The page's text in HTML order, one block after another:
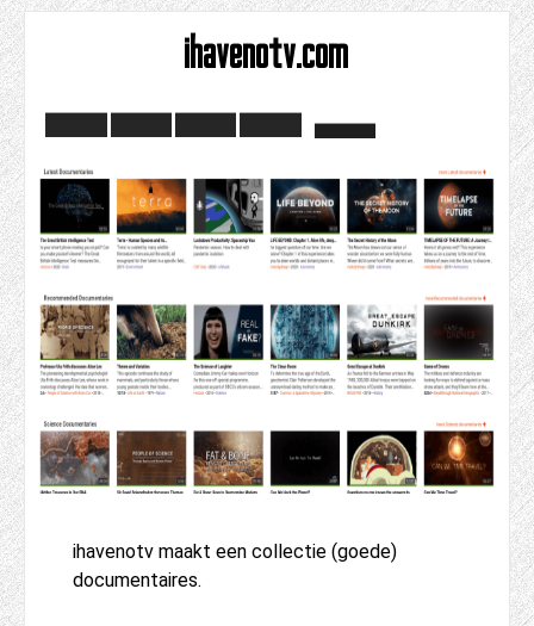
ihavenotv.com
ihavenotv maakt een collectie (goede)
documentaires.